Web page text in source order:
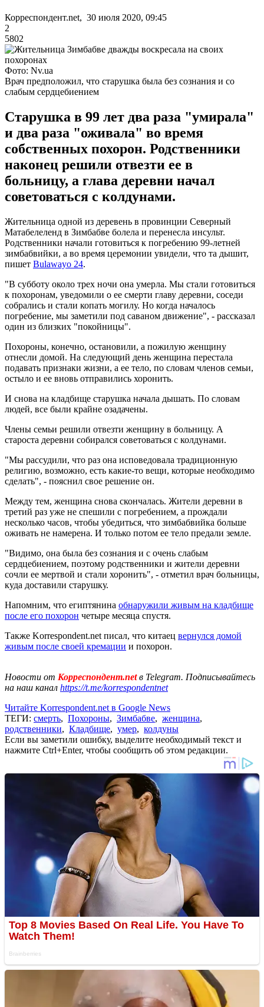
Корреспондент.net, 30 июля 2020, 09:45
2
5802
Фото: Nv.ua
Врач предположил, что старушка была без сознания и со
слабым сердцебиением
Старушка в 99 лет два раза "умирала"
и два раза "оживала" во время
собственных похорон. Родственники
наконец решили отвезти ее в
больницу, а глава деревни начал
советоваться с колдунами.
Жительница одной из деревень в провинции Северный
Матабелеленд в Зимбабве болела и перенесла инсульт.
Родственники начали готовиться к погребению 99-летней
зимбабвийки, а во время церемонии увидели, что та дышит,
пишет Bulawayo 24.
"В субботу около трех ночи она умерла. Мы стали готовиться
к похоронам, уведомили о ее смерти главу деревни, соседи
собрались и стали копать могилу. Но когда началось
погребение, мы заметили под саваном движение", - рассказал
один из близких "покойницы".
Похороны, конечно, остановили, а пожилую женщину
отнесли домой. На следующий день женщина перестала
подавать признаки жизни, а ее тело, по словам членов семьи,
остыло и ее вновь отправились хоронить.
И снова на кладбище старушка начала дышать. По словам
людей, все были крайне озадачены.
Члены семьи решили отвезти женщину в больницу. А
староста деревни собирался советоваться с колдунами.
"Мы рассудили, что раз она исповедовала традиционную
религию, возможно, есть какие-то вещи, которые необходимо
сделать", - пояснил свое решение он.
Между тем, женщина снова скончалась. Жители деревни в
третий раз уже не спешили с погребением, а прождали
несколько часов, чтобы убедиться, что зимбабвийка больше
оживать не намерена. И только потом ее тело предали земле.
"Видимо, она была без сознания и с очень слабым
сердцебиением, поэтому родственники и жители деревни
сочли ее мертвой и стали хоронить", - отметил врач больницы,
куда доставили старушку.
Напомним, что египтянина обнаружили живым на кладбище
после его похорон четыре месяца спустя.
Также Korrespondent.net писал, что китаец вернулся домой
живым после своей кремации и похорон.
Новости от Корреспондент.netв Telegram. Подписывайтесь
на наш канал https://t.me/korrespondentnet
Читайте Korrespondent.net в Google News
ТЕГИ: смерть, Похороны, Зимбабве, женщина,
родственники, Кладбище, умер, колдуны
Если вы заметили ошибку, выделите необходимый текст и
нажмите Ctrl+Enter, чтобы сообщить об этом редакции.